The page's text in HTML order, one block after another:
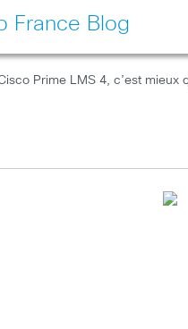
France Blog
Prime LMS 4, c’est mieux